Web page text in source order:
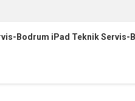
Bodrum iPad Teknik Servis-